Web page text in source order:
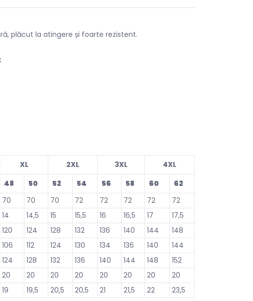
plăcut la atingere și foarte rezistent.
XL 2XL 3XL
4XL
48 50 52 54 56 58 60
62
70 70 70 72 72 72 72
72
14 14,5 15 15,5 16 16,5 17
17,5
120 124 128 132 136 140 144
148
106 112 124 130 134 136 140
144
124 128 132 136 140 144 148
152
20 20 20 20 20 20 20
20
19 19,5 20,5 20,5 21 21,5 22 23,5